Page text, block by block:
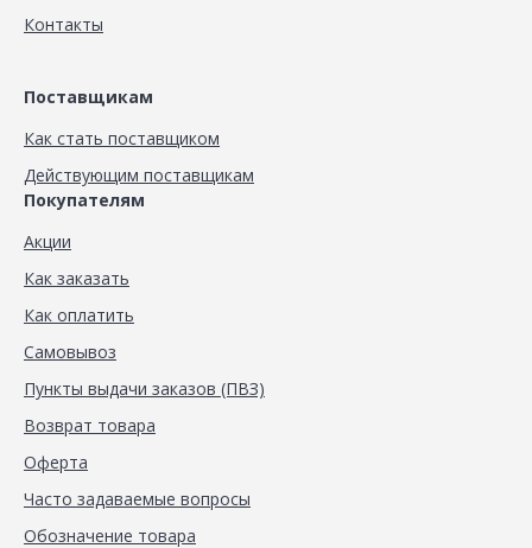
Контакты
Поставщикам
Как стать поставщиком
Действующим поставщикам
Покупателям
Акции
Как заказать
Как оплатить
Самовывоз
Пункты выдачи заказов (ПВЗ)
Возврат товара
Оферта
Часто задаваемые вопросы
Обозначение товара